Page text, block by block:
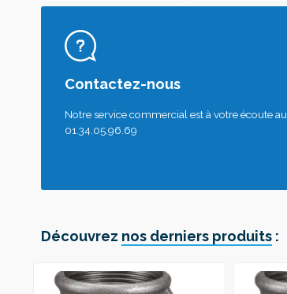
Contactez-nous
Notre service commercial est à votre écoute au
01.34.05.96.69
Découvrez nos derniers produits :